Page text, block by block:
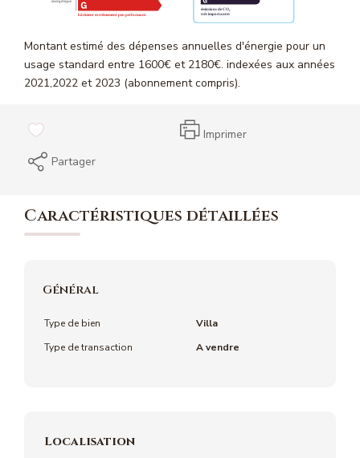
Montant estimé des dépenses annuelles d'énergie pour un
usage standard entre 1600€ et 2180€. indexées aux années
2021,2022 et 2023 (abonnement compris).
Imprimer
Partager
Caractéristiques détaillées
Général
Type de bien
Villa
Type de transaction
A vendre
Localisation